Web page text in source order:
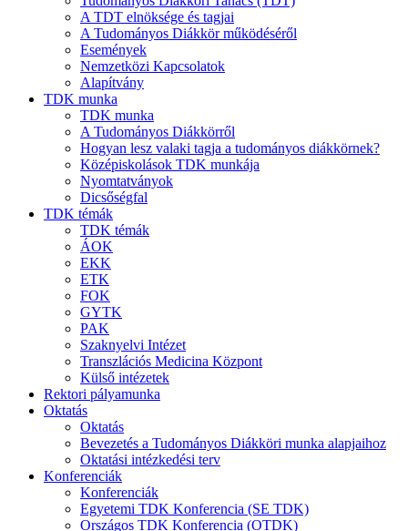
A TDT elnöksége és tagjai
A Tudományos Diákkör működéséről
Események
Nemzetközi Kapcsolatok
Alapítvány
TDK munka
TDK munka
A Tudományos Diákkörről
Hogyan lesz valaki tagja a tudományos diákkörnek?
Középiskolások TDK munkája
Nyomtatványok
Dicsőségfal
TDK témák
TDK témák
ÁOK
EKK
ETK
FOK
GYTK
PAK
Szaknyelvi Intézet
Transzlációs Medicina Központ
Külső intézetek
Rektori pályamunka
Oktatás
Oktatás
Bevezetés a Tudományos Diákköri munka alapjaihoz
Oktatási intézkedési terv
Konferenciák
Konferenciák
Egyetemi TDK Konferencia (SE TDK)
Országos TDK Konferencia (OTDK)